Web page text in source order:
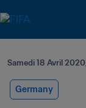
Samedi 18 Avril
Germany